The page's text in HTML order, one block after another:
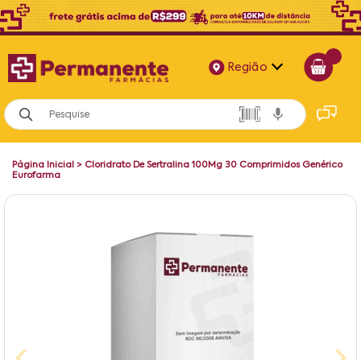
Região
Alagoas
Bahia
Página Inicial > Cloridrato De Sertralina 100Mg 30 Comprimidos Genérico
Eurofarma